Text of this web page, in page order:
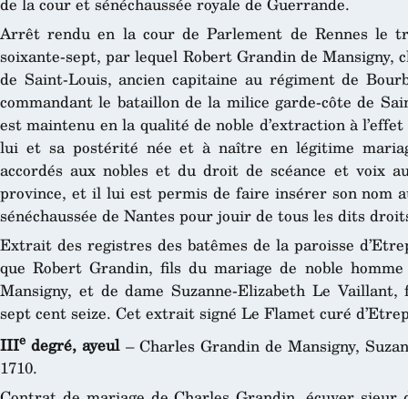
Arrêt rendu en la cour de Parlement de Rennes le
soixante-sept, par lequel Robert Grandin de Mansigny,
de Saint-Louis, ancien capitaine au régiment de
commandant le bataillon de la milice garde-côte de
est maintenu en la qualité de noble d’extraction à
lui et sa postérité née et à naître en légitime
accordés aux nobles et du droit de scéance et voix
province, et il lui est permis de faire insérer son nom
sénéchaussée de Nantes pour jouir de tous les dits
Extrait des registres des batêmes de la paroisse
que Robert Grandin, fils du mariage de noble
Mansigny, et de dame Suzanne-Elizabeth Le
sept cent seize. Cet extrait signé Le Flamet curé
IIIe degré, ayeul– Charles Grandin de Mansigny,
1710.